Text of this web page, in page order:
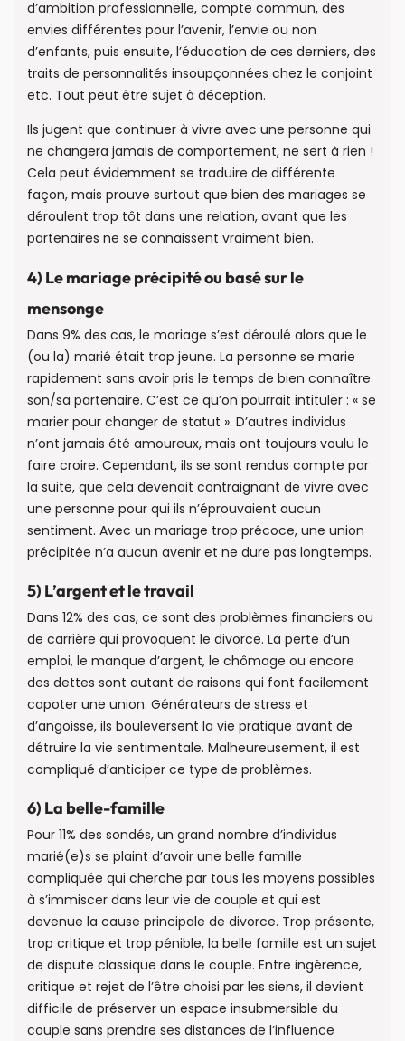
d’ambition professionnelle, compte commun, des
envies différentes pour l’avenir, l’envie ou non
d’enfants, puis ensuite, l’éducation de ces derniers, des
traits de personnalités insoupçonnées chez le conjoint
etc. Tout peut être sujet à déception.
Ils jugent que continuer à vivre avec une personne qui
ne changera jamais de comportement, ne sert à rien !
Cela peut évidemment se traduire de différente
façon, mais prouve surtout que bien des mariages se
déroulent trop tôt dans une relation, avant que les
partenaires ne se connaissent vraiment bien.
4) Le mariage précipité ou basé sur le
mensonge
Dans 9% des cas, le mariage s’est déroulé alors que le
(ou la) marié était trop jeune. La personne se marie
rapidement sans avoir pris le temps de bien connaître
son/sa partenaire. C’est ce qu’on pourrait intituler : « se
marier pour changer de statut ». D’autres individus
n’ont jamais été amoureux, mais ont toujours voulu le
faire croire. Cependant, ils se sont rendus compte par
la suite, que cela devenait contraignant de vivre avec
une personne pour qui ils n’éprouvaient aucun
sentiment. Avec un mariage trop précoce, une union
précipitée n’a aucun avenir et ne dure pas longtemps.
5) L’argent et le travail
Dans 12% des cas, ce sont des problèmes financiers ou
de carrière qui provoquent le divorce. La perte d’un
emploi, le manque d’argent, le chômage ou encore
des dettes sont autant de raisons qui font facilement
capoter une union. Générateurs de stress et
d’angoisse, ils bouleversent la vie pratique avant de
détruire la vie sentimentale. Malheureusement, il est
compliqué d’anticiper ce type de problèmes.
6) La belle-famille
Pour 11% des sondés, un grand nombre d’individus
marié(e)s se plaint d’avoir une belle famille
compliquée qui cherche par tous les moyens possibles
à s’immiscer dans leur vie de couple et qui est
devenue la cause principale de divorce. Trop présente,
trop critique et trop pénible, la belle famille est un sujet
de dispute classique dans le couple. Entre ingérence,
critique et rejet de l’être choisi par les siens, il devient
difficile de préserver un espace insubmersible du
couple sans prendre ses distances de l’influence